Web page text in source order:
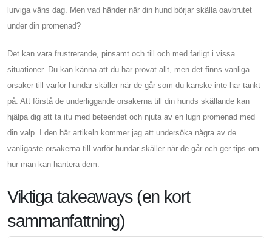
lurviga väns dag. Men vad händer när din hund börjar skälla oavbrutet
under din promenad?
Det kan vara frustrerande, pinsamt och till och med farligt i vissa
situationer. Du kan känna att du har provat allt, men det finns vanliga
orsaker till varför hundar skäller när de går som du kanske inte har tänkt
på. Att förstå de underliggande orsakerna till din hunds skällande kan
hjälpa dig att ta itu med beteendet och njuta av en lugn promenad med
din valp. I den här artikeln kommer jag att undersöka några av de
vanligaste orsakerna till varför hundar skäller när de går och ger tips om
hur man kan hantera dem.
Viktiga takeaways (en kort
sammanfattning)